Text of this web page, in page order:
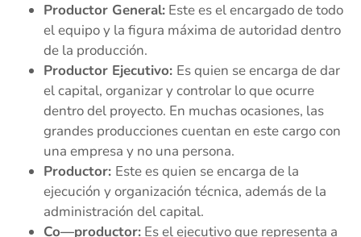
Productor General: Este es el encargado de todo
el equipo y la figura máxima de autoridad dentro
de la producción.
Productor Ejecutivo: Es quien se encarga de dar
el capital, organizar y controlar lo que ocurre
dentro del proyecto. En muchas ocasiones, las
grandes producciones cuentan en este cargo con
una empresa y no una persona.
Productor: Este es quien se encarga de la
ejecución y organización técnica, además de la
administración del capital.
Co—productor: Es el ejecutivo que representa a